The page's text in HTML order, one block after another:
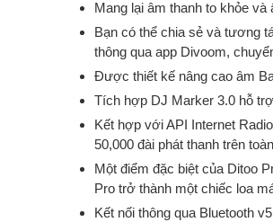
Mang lại âm thanh to khỏe và
Bạn có thể chia sẻ và tương
thông qua app Divoom,
Được thiết kế nâng cao âm
Tích hợp DJ Marker 3.0 hỗ
Kết hợp với API Internet
50,000 đài phát thanh trên
Một điểm đặc biệt của Ditoo
Pro trở thành một chiếc loa
Kết nối thông qua Bluetooth